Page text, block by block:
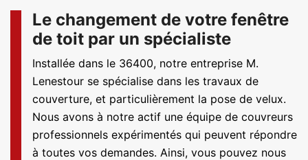
Le changement de votre fenêtre
de toit par un spécialiste
Installée dans le 36400, notre entreprise M.
Lenestour se spécialise dans les travaux de
couverture, et particulièrement la pose de velux.
Nous avons à notre actif une équipe de couvreurs
professionnels expérimentés qui peuvent répondre
à toutes vos demandes. Ainsi, vous pouvez nous